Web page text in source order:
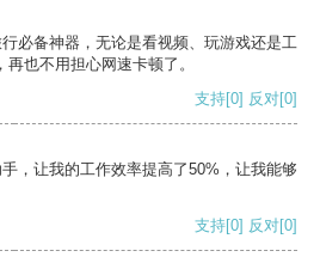
必备神器，无论是看视频、玩游戏还是工
也不用担心网速卡顿了。
支持[0] 反对[0]
，让我的工作效率提高了50%，让我能够
支持[0] 反对[0]